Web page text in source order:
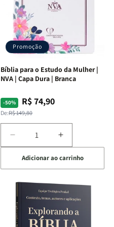
Promoção
Bíblia para o Estudo da Mulher |
NVA | Capa Dura | Branca
-50%
Preço
normal
De:R$ 149,80
Preço
promocional
R$ 74,90
Diminuir
a
quantidade
de
Bíblia
o
Estudo
da
Aumentar
a
quantidade
de
Bíblia
para
o
Estudo
Adicionar ao carrinho